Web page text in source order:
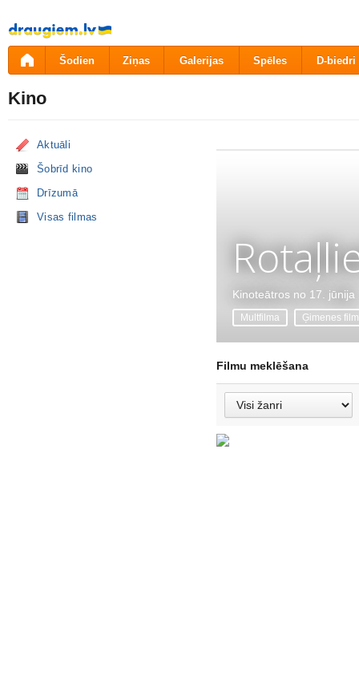
Pāriet
uz
saturu
Šodien Ziņas Galerijas Spēles D-biedri
Kino
Aktuāli
Šobrīd kino
Drīzumā
Visas filmas
Kinoteātros no 17. jūnija
Multfilma Ģimenes
Filmu meklēšana